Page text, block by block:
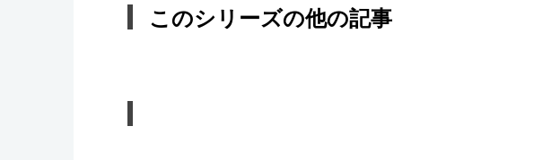
このシリーズの他の記事